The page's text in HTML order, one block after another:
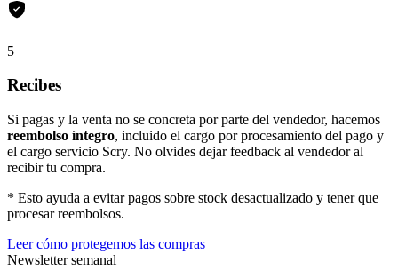
5
Recibes
Si pagas y la venta no se concreta por parte del vendedor, hacemos
reembolso íntegro, incluido el cargo por procesamiento del pago y
el cargo servicio Scry. No olvides dejar feedback al vendedor al
recibir tu compra.
* Esto ayuda a evitar pagos sobre stock desactualizado y tener que
procesar reembolsos.
Leer cómo protegemos las compras
Newsletter semanal